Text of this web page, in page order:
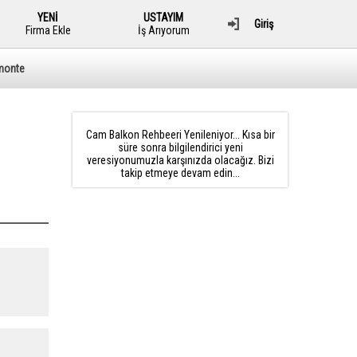
YENİ
Firma Ekle
USTAYIM
İş Arıyorum
Giriş
Cam Balkon Rehbeeri Yenileniyor... Kısa bir
süre sonra bilgilendirici yeni
veresiyonumuzla karşınızda olacağız. Bizi
takip etmeye devam edin...